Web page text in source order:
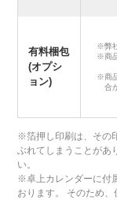
有料梱包
(オプシ
ョン)
※弊
※商
※商
合
※箔押し印刷は、その
ぶれてしまうことがあ
い。
※卓上カレンダーに付
おります。 そのため